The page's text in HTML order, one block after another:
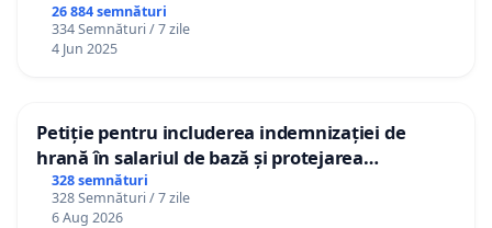
26 884 semnături
334 Semnături / 7 zile
4 Jun 2025
Petiție pentru includerea indemnizației de
hrană în salariul de bază și protejarea
gradațiilor de vechime pentru asistenții
personali
328 semnături
328 Semnături / 7 zile
6 Aug 2026